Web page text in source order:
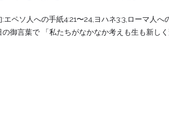
ペソ人への手紙4:21〜24,ヨハネ3:3,ローマ人へ
御言葉で 「私たちがなかなか考えも生も新し